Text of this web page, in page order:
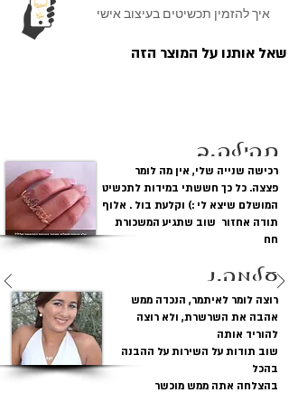
מתכת:
גופן: SHELLY
מידת התליון:
קוטר של חצי שקל. 20
מ"מ.
שאל אותנו על המוצר הזה
תהילה.ב
פצצה. כל כך חששתי במידות לתכשיט
המושלם שיצא לי :) וקלעת בול . אלוף
תודה אחזור שוב שתגיע המשכורת
חח
עלמה.נ
רוצה לומר לאיתמר, הנכדה ממש
אהבה את השרשרת, ולא רוצה
להוריד אותה
שוב תודות על השירות על ההבנה
בהכל
בהצלחה אתה ממש מוכשר